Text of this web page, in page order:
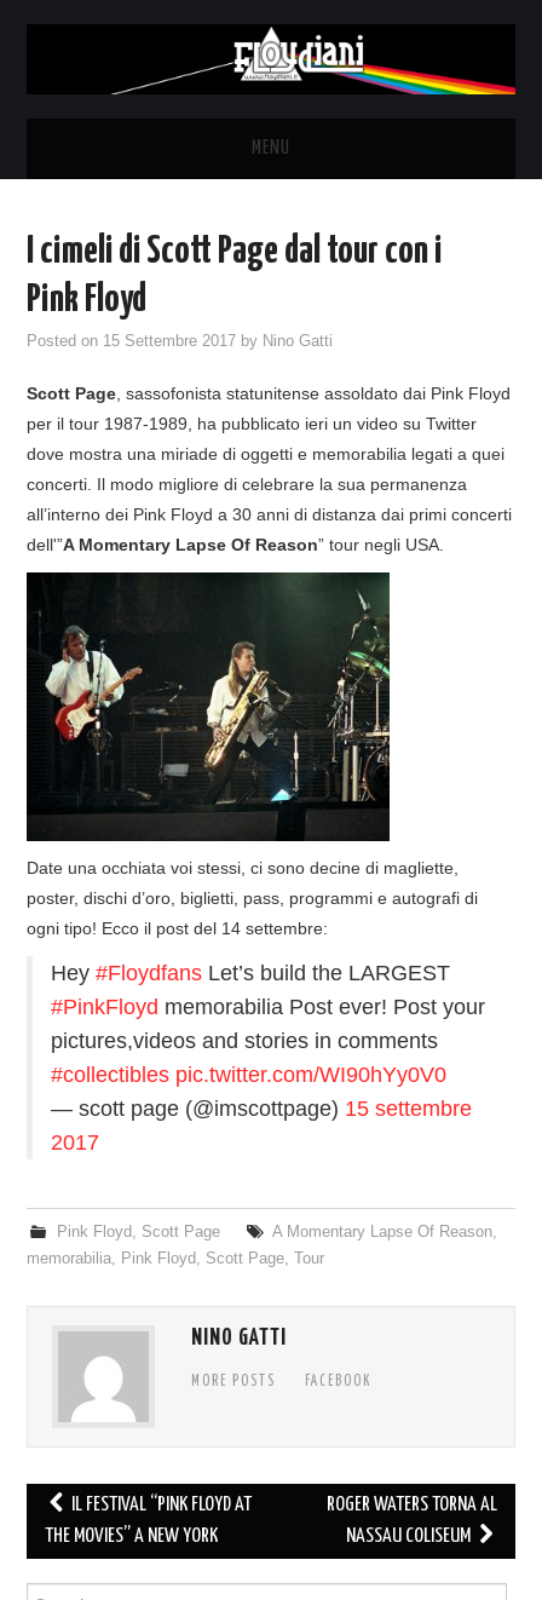
MENU
THE LUNATICS
SYD BARRETT – ALLE SOGLIE
DELL’ALBA
FANZINE
COVER & TRIBUTI
EVENTI
DISCOGRAFIA
POLICY/COOKIES
I cimeli di Scott Page dal tour con i
Pink Floyd
Posted on 15 Settembre 2017 by Nino Gatti
Scott Page , sassofonista statunitense assoldato dai Pink Floyd
per il tour 1987-1989, ha pubblicato ieri un video su Twitter
dove mostra una miriade di oggetti e memorabilia legati a quei
concerti. Il modo migliore di celebrare la sua permanenza
all’interno dei Pink Floyd a 30 anni di distanza dai primi concerti
dell'”A Momentary Lapse Of Reason” tour negli USA.
Date una occhiata voi stessi, ci sono decine di magliette,
poster, dischi d’oro, biglietti, pass, programmi e autografi di
ogni tipo! Ecco il post del 14 settembre:
Hey#Floydfans Let’s build the LARGEST
#PinkFloyd memorabilia Post ever! Post your
pictures,videos and stories in comments
#collectibles pic.twitter.com/WI90hYy0V0
— scott page (@imscottpage) 15 settembre
2017
Pink Floyd, Scott Page A Momentary Lapse Of Reason,
memorabilia, Pink Floyd, Scott Page,Tour
NINO GATTI
MORE POSTS FACEBOOK
Post
navigation
IL FESTIVAL “PINK FLOYD AT
THE MOVIES” A NEW YORK
ROGER WATERS TORNA AL
NASSAU COLISEUM